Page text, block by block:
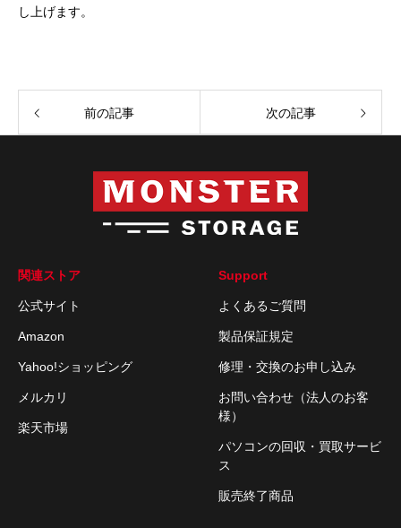
し上げます。
前の記事 次の記事
関連ストア
公式サイト
Amazon
Yahoo!ショッピング
メルカリ
楽天市場
Support
よくあるご質問
製品保証規定
修理・交換のお申し込み
お問い合わせ（法人のお客
様）
パソコンの回収・買取サービ
ス
販売終了商品